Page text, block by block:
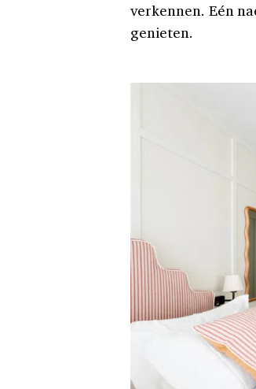
verkennen. Eén
genieten.